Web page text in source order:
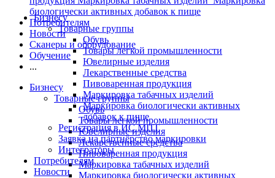
Бизнесу
Товарные группы
Обувь
Товары легкой промышленности
Ювелирные изделия
Лекарственные средства
Пивоваренная продукция
Маркировка табачных изделий
Маркировка биологически активных
добавок к пище
Регистрация в ИС МПТ
Заявка на партнёрство маркировки
Интеграторы
Потребителям
Новости
биологически активных добавок к пище
Потребителям
Новости
Сканеры и оборудование
Обучение
...
Бизнесу
Товарные группы
Обувь
Товары легкой промышленности
Ювелирные изделия
Лекарственные средства
Пивоваренная продукция
Маркировка табачных изделий
Маркировка биологически активных